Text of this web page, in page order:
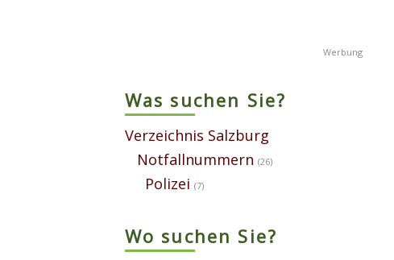
Was suchen Sie?
Verzeichnis Salzburg
Notfallnummern (26)
Polizei (7)
Wo suchen Sie?